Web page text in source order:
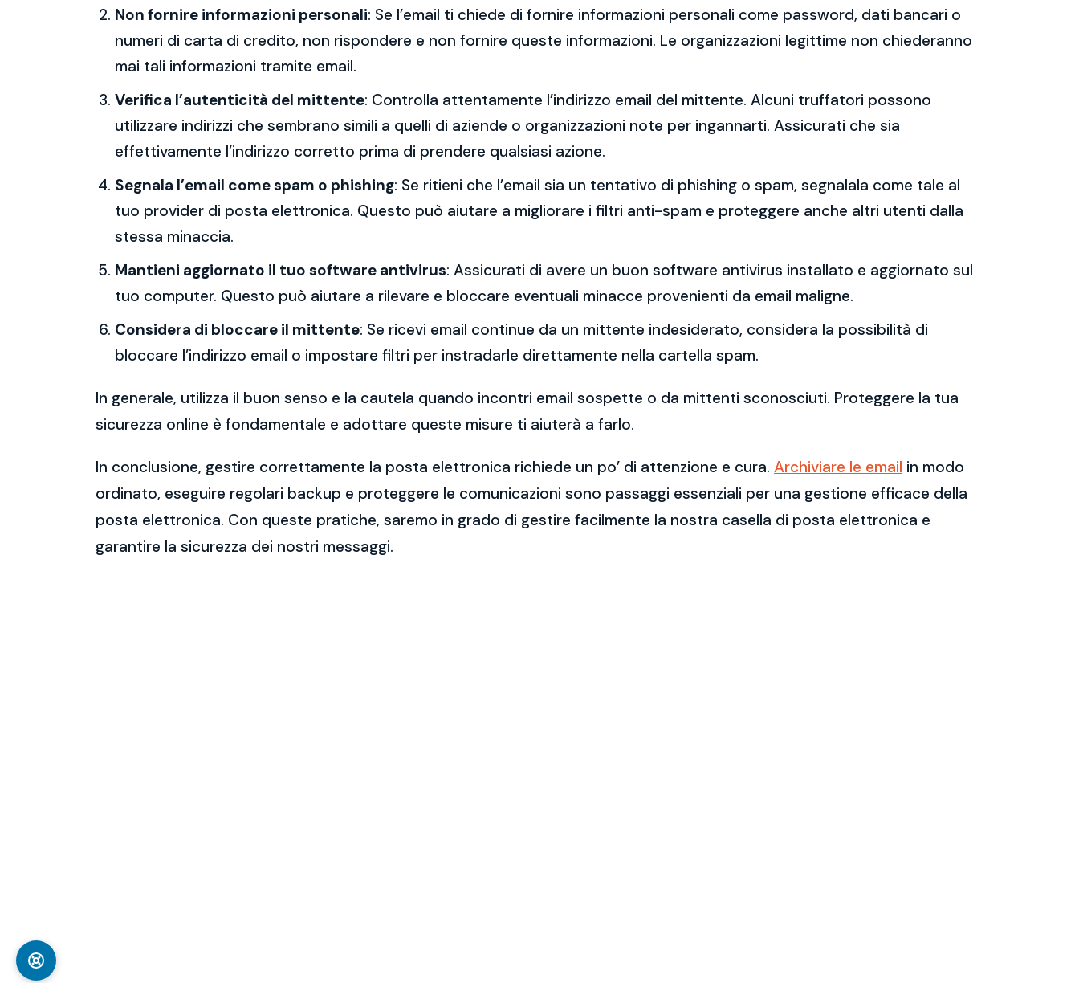
Non fornire informazioni personali: Se l’email ti chiede di fornire informazioni personali come password, dati bancari o
numeri di carta di credito, non rispondere e non fornire queste informazioni. Le organizzazioni legittime non chiederanno
mai tali informazioni tramite email.
Verifica l’autenticità del mittente: Controlla attentamente l’indirizzo email del mittente. Alcuni truffatori possono
utilizzare indirizzi che sembrano simili a quelli di aziende o organizzazioni note per ingannarti. Assicurati che sia
effettivamente l’indirizzo corretto prima di prendere qualsiasi azione.
Segnala l’email come spam o phishing: Se ritieni che l’email sia un tentativo di phishing o spam, segnalala come tale al
tuo provider di posta elettronica. Questo può aiutare a migliorare i filtri anti-spam e proteggere anche altri utenti dalla
stessa minaccia.
Mantieni aggiornato il tuo software antivirus: Assicurati di avere un buon software antivirus installato e aggiornato sul
tuo computer. Questo può aiutare a rilevare e bloccare eventuali minacce provenienti da email maligne.
Considera di bloccare il mittente: Se ricevi email continue da un mittente indesiderato, considera la possibilità di
bloccare l’indirizzo email o impostare filtri per instradarle direttamente nella cartella spam.
In generale, utilizza il buon senso e la cautela quando incontri email sospette o da mittenti sconosciuti. Proteggere la tua
sicurezza online è fondamentale e adottare queste misure ti aiuterà a farlo.
In conclusione, gestire correttamente la posta elettronica richiede un po’ di attenzione e cura. Archiviare le email in modo
ordinato, eseguire regolari backup e proteggere le comunicazioni sono passaggi essenziali per una gestione efficace della
posta elettronica. Con queste pratiche, saremo in grado di gestire facilmente la nostra casella di posta elettronica e
garantire la sicurezza dei nostri messaggi.